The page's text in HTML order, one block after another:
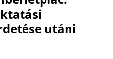
utáni